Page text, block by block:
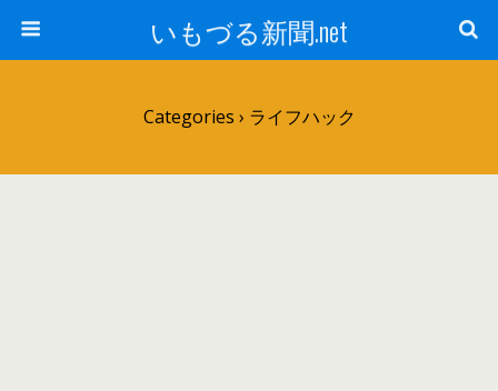
いもづる新聞.net
Categories › ライフハック